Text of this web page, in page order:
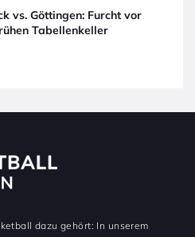
vs. Göttingen: Furcht vor
Tabellenkeller
dazu gehört: In unserem